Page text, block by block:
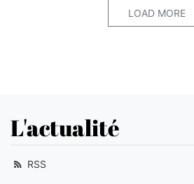
LOAD MORE
L'actualité
RSS